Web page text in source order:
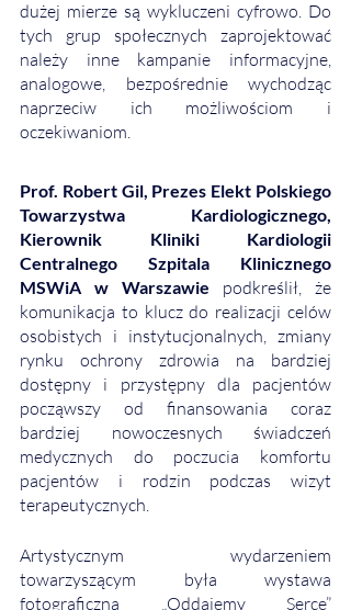
dużej mierze są wykluczeni cyfrowo. Do
tych grup społecznych zaprojektować
należy inne kampanie informacyjne,
analogowe, bezpośrednie wychodząc
naprzeciw ich możliwościom i
oczekiwaniom.
Prof. Robert Gil, Prezes Elekt Polskiego
Towarzystwa Kardiologicznego,
Kierownik Kliniki Kardiologii
Centralnego Szpitala Klinicznego
MSWiA w Warszawie podkreślił, że
komunikacja to klucz do realizacji celów
osobistych i instytucjonalnych, zmiany
rynku ochrony zdrowia na bardziej
dostępny i przystępny dla pacjentów
począwszy od finansowania coraz
bardziej nowoczesnych świadczeń
medycznych do poczucia komfortu
pacjentów i rodzin podczas wizyt
terapeutycznych.
Artystycznym wydarzeniem
towarzyszącym była wystawa
fotograficzna „Oddajemy Serce”